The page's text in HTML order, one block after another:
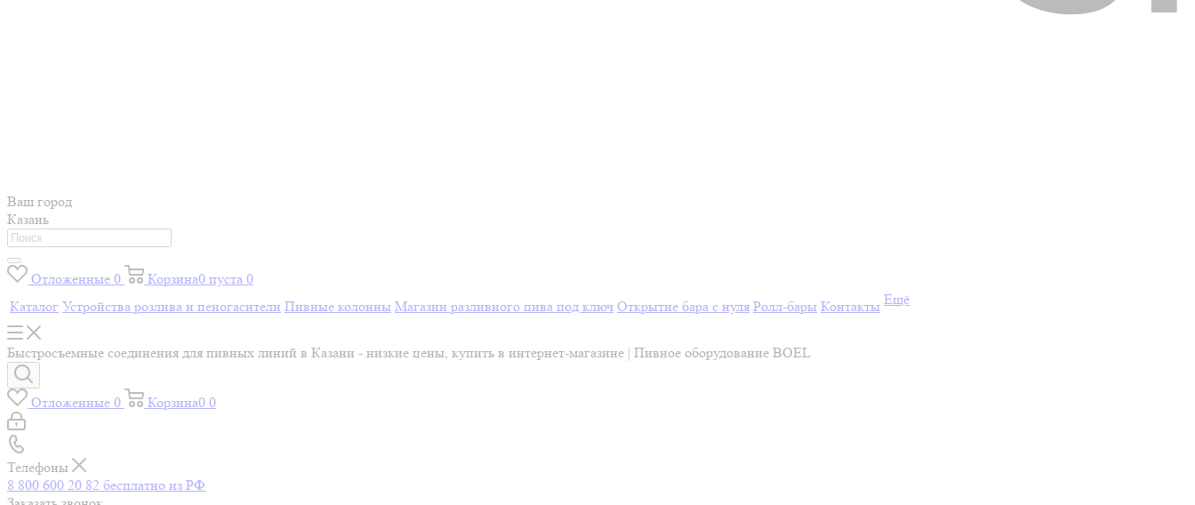
Ваш город
Казань
Отложенные 0 Корзина0 пуста 0
Каталог Устройства розлива и пеногасители Пивные колонны Магазин разливного пива под ключ Открытие бара с нуля Ролл-бары Контакты Ещё
Быстросъемные соединения для пивных линий в Казани - низкие цены, купить в интернет-магазине | Пивное оборудование BOEL
Отложенные 0 Корзина0 0
Телефоны
8 800 600 20 82 бесплатно из РФ